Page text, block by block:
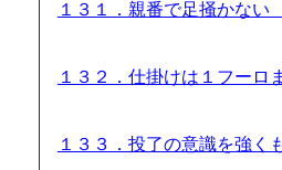
１３１．親番で足掻かない
１３２．仕掛けは１フーロ
１３３．投了の意識を強く